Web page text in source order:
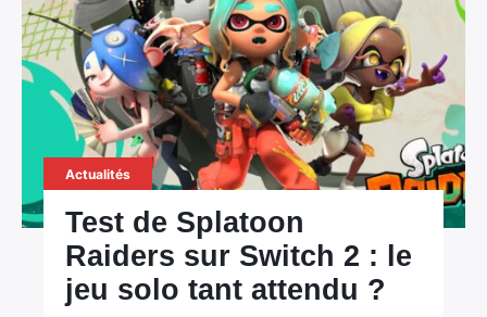
Actualités
Test de Splatoon
Raiders sur Switch 2 : le
jeu solo tant attendu ?